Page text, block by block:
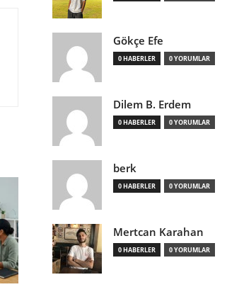
Gökçe Efe
0 HABERLER 0 YORUMLAR
Dilem B. Erdem
0 HABERLER 0 YORUMLAR
berk
0 HABERLER 0 YORUMLAR
Mertcan Karahan
0 HABERLER 0 YORUMLAR